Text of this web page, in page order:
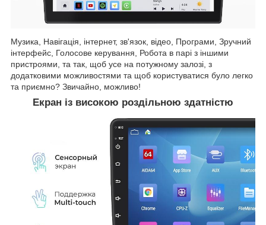
Музика, Навігація, інтернет, зв'язок, відео, Програми, Зручний
інтерфейс, Голосове керування, Робота в парі з іншими
пристроями, та так, щоб усе на потужному залозі, з
додатковими можливостями та щоб користуватися було легко
та приємно? Звичайно, можливо!
Екран із високою роздільною здатністю